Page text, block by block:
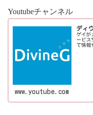
Youtubeチャンネル
ディ
ゲイが
ービス
て情報
www.youtube.com